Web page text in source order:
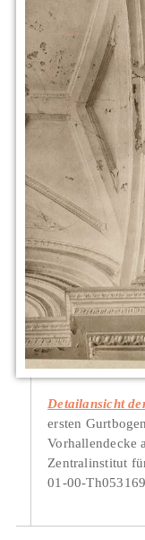
Detailansicht
ersten
Vorhallendecke
Zentralinstitut
01-00-Th053169